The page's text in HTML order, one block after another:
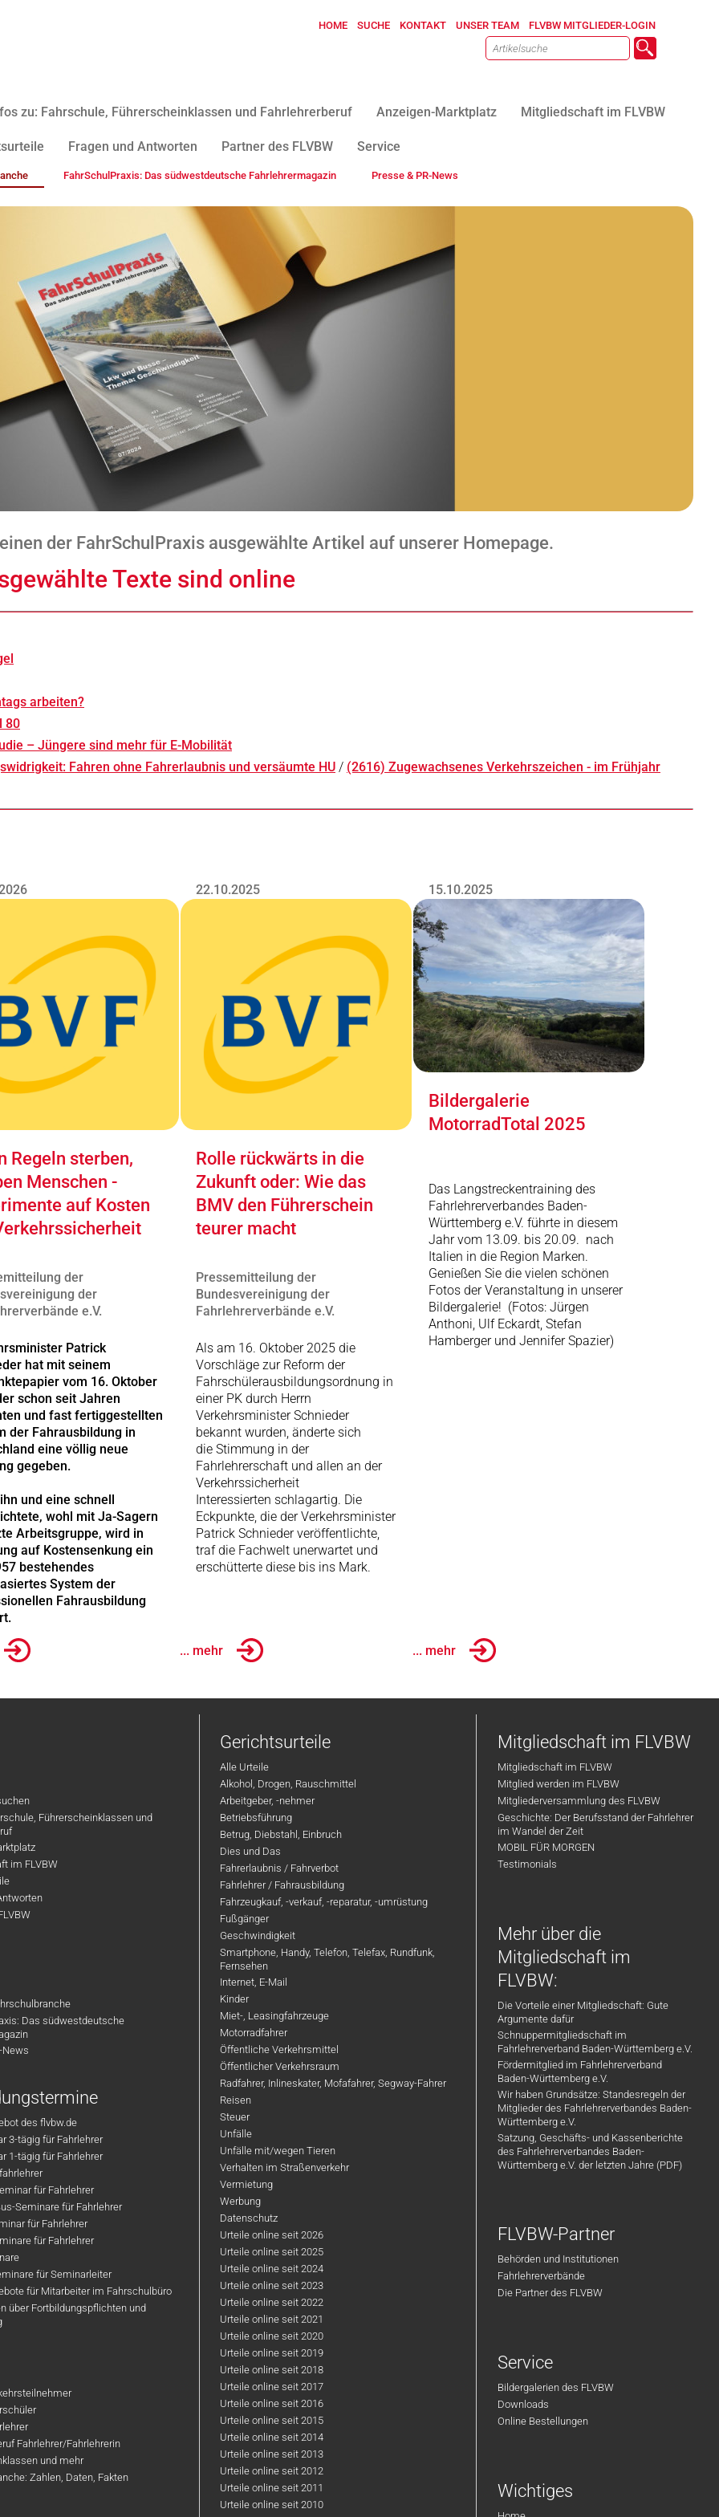
HOME SUCHE KONTAKT UNSER TEAM FLVBW MITGLIEDER-LOGIN
zu: Fahrschule, Führerscheinklassen und Fahrlehrerberuf Anzeigen-Marktplatz Mitgliedschaft im FLVBW
Fragen und Antworten Partner des FLVBW Service
FahrSchulPraxis: Das südwestdeutsche Fahrlehrermagazin Presse & PR-News
der FahrSchulPraxis ausgewählte Artikel auf unserer Homepage.
Texte sind online
arbeiten?
80
– Jüngere sind mehr für E-Mobilität
Fahren ohne Fahrerlaubnis und versäumte HU / (2616) Zugewachsenes Verkehrszeichen - im Frühjahr
Regeln sterben,
Menschen -
auf Kosten
der
der
e.V.
Patrick
hat mit seinem
vom 16. Oktober
schon seit Jahren
und fast fertiggestellten
der Fahrausbildung in
eine völlig neue
gegeben.
und eine schnell
wohl mit Ja-Sagern
Arbeitsgruppe, wird in
auf Kostensenkung ein
bestehendes
System der
Fahrausbildung
22.10.2025
Rolle rückwärts in die
Zukunft oder: Wie das
BMV den Führerschein
teurer macht
Pressemitteilung der
Bundesvereinigung der
Fahrlehrerverbände e.V.
Als am 16. Oktober 2025 die
Vorschläge zur Reform der
Fahrschülerausbildungsordnung in
einer PK durch Herrn
Verkehrsminister Schnieder
bekannt wurden, änderte sich
die Stimmung in der
Fahrlehrerschaft und allen an der
Verkehrssicherheit
Interessierten schlagartig. Die
Eckpunkte, die der Verkehrsminister
Patrick Schnieder veröffentlichte,
traf die Fachwelt unerwartet und
erschütterte diese bis ins Mark.
... mehr
15.10.2025
Bildergalerie
MotorradTotal 2025
Das Langstreckentraining des
Fahrlehrerverbandes Baden-
Württemberg e.V. führte in diesem
Jahr vom 13.09. bis 20.09. nach
Italien in die Region Marken.
Genießen Sie die vielen schönen
Fotos der Veranstaltung in unserer
Bildergalerie! (Fotos: Jürgen
Anthoni, Ulf Eckardt, Stefan
Hamberger und Jennifer Spazier)
... mehr
Führerscheinklassen und
im FLVBW
Das südwestdeutsche
News
des flvbw.de
3-tägig für Fahrlehrer
1-tägig für Fahrlehrer
für Fahrlehrer
Seminare für Fahrlehrer
für Fahrlehrer
für Fahrlehrer
für Seminarleiter
für Mitarbeiter im Fahrschulbüro
über Fortbildungspflichten und
Fahrlehrer/Fahrlehrerin
und mehr
Zahlen, Daten, Fakten
Gerichtsurteile
Alle Urteile
Alkohol, Drogen, Rauschmittel
Arbeitgeber, -nehmer
Betriebsführung
Betrug, Diebstahl, Einbruch
Dies und Das
Fahrerlaubnis / Fahrverbot
Fahrlehrer / Fahrausbildung
Fahrzeugkauf, -verkauf, -reparatur, -umrüstung
Fußgänger
Geschwindigkeit
Smartphone, Handy, Telefon, Telefax, Rundfunk,
Fernsehen
Internet, E-Mail
Kinder
Miet-, Leasingfahrzeuge
Motorradfahrer
Öffentliche Verkehrsmittel
Öffentlicher Verkehrsraum
Radfahrer, Inlineskater, Mofafahrer, Segway-Fahrer
Reisen
Steuer
Unfälle
Unfälle mit/wegen Tieren
Verhalten im Straßenverkehr
Vermietung
Werbung
Datenschutz
Urteile online seit 2026
Urteile online seit 2025
Urteile online seit 2024
Urteile online seit 2023
Urteile online seit 2022
Urteile online seit 2021
Urteile online seit 2020
Urteile online seit 2019
Urteile online seit 2018
Urteile online seit 2017
Urteile online seit 2016
Urteile online seit 2015
Urteile online seit 2014
Urteile online seit 2013
Urteile online seit 2012
Urteile online seit 2011
Urteile online seit 2010
Mitgliedschaft im FLVBW
Mitgliedschaft im FLVBW
Mitglied werden im FLVBW
Mitgliederversammlung des FLVBW
Geschichte: Der Berufsstand der Fahrlehrer
im Wandel der Zeit
MOBIL FÜR MORGEN
Testimonials
Mehr über die
Mitgliedschaft im
FLVBW:
Die Vorteile einer Mitgliedschaft: Gute
Argumente dafür
Schnuppermitgliedschaft im
Fahrlehrerverband Baden-Württemberg e.V.
Fördermitglied im Fahrlehrerverband
Baden-Württemberg e.V.
Wir haben Grundsätze: Standesregeln der
Mitglieder des Fahrlehrerverbandes Baden-
Württemberg e.V.
Satzung, Geschäfts- und Kassenberichte
des Fahrlehrerverbandes Baden-
Württemberg e.V. der letzten Jahre (PDF)
FLVBW-Partner
Behörden und Institutionen
Fahrlehrerverbände
Die Partner des FLVBW
Service
Bildergalerien des FLVBW
Downloads
Online Bestellungen
Wichtiges